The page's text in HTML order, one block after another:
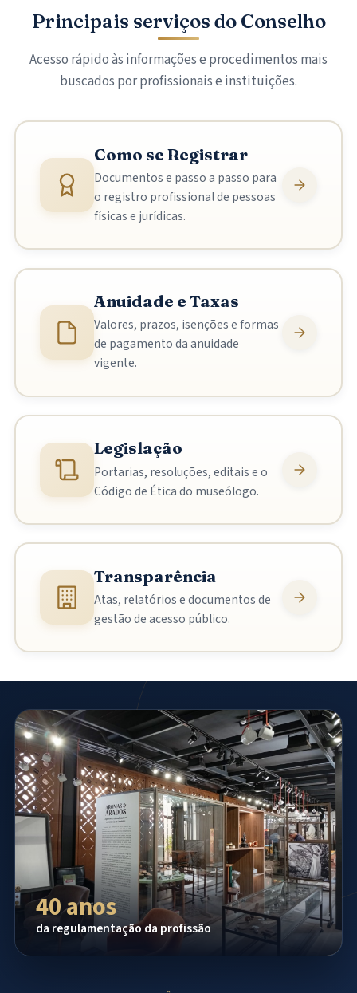
Principais serviços do Conselho
Acesso rápido às informações e procedimentos mais
buscados por profissionais e instituições.
Como se Registrar
Documentos e passo a passo para
o registro profissional de pessoas
físicas e jurídicas.
Anuidade e Taxas
Valores, prazos, isenções e formas
de pagamento da anuidade
vigente.
Legislação
Portarias, resoluções, editais e o
Código de Ética do museólogo.
Transparência
Atas, relatórios e documentos de
gestão de acesso público.
40 anos
da regulamentação da profissão